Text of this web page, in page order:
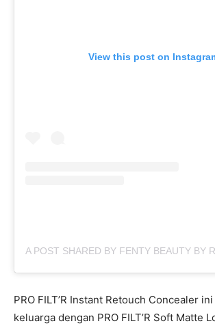
View this post on
PRO FILT’R Instant Retouch Concealer
keluarga dengan PRO FILT’R Soft Matte